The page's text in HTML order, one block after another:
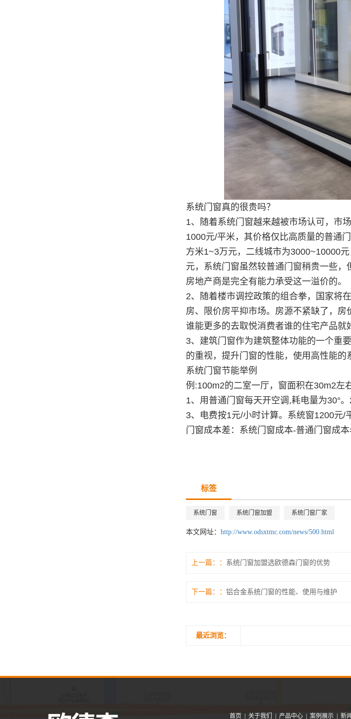
系统门窗真的很贵吗？
1、随着系统门窗越来越被市场认可，市
1000元/平米，其价格仅比高质量的普通
方米1~3万元，二线城市为3000~10000
元，系统门窗虽然较普通门窗稍贵一些
房地产商是完全有能力承受这一溢价的。
2、随着楼市调控政策的组合拳，国家将
房、限价房平抑市场。房源不紧缺了，房
谁能更多的去取悦消费者谁的住宅产品就
3、建筑门窗作为建筑整体功能的一个重
的重视，提升门窗的性能，使用高性能的
系统门窗节能举例
例:100m2的二室一厅，窗面积在30m2左
1、用普通门窗每天开空调,耗电量为30°
3、电费按1元/小时计算。系统窗1200元/
门窗成本差：系统门窗成本-普通门窗成
标签
系统门窗 系统门窗加盟 系统门窗厂家
本文网址： http://www.odsxtmc.com/news/500.html
上一篇： 系统门窗加盟选欧德森门窗的优势
下一篇： 铝合金系统门窗的性能、使用与维护
最近浏览：
首页 关于我们 产品中心 案例展示 新